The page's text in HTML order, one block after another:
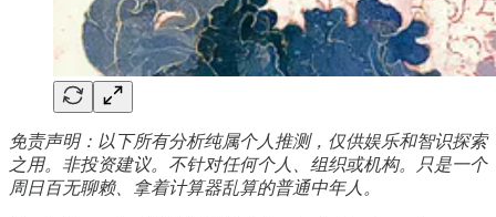
免责声明：以下所有分析纯属个人推测，仅供娱乐和智识探索
之用。非投资建议。不针对任何个人、组织或机构。只是一个
周日百无聊赖、拿着计算器乱算的普通中年人。